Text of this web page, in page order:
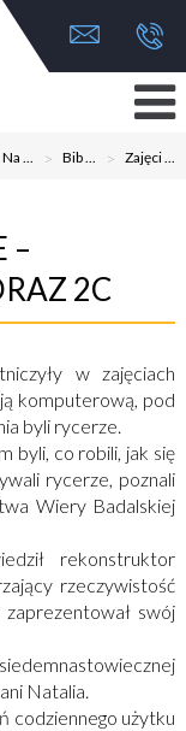
Na ... > Bib ... > Zajęci ...
–
2C
w zajęciach
komputerową, pod
byli rycerze.
byli, co robili, jak się
rycerze, poznali
Wiery Badalskiej
rekonstruktor
rzeczywistość
swój
Natalia.
codziennego użytku